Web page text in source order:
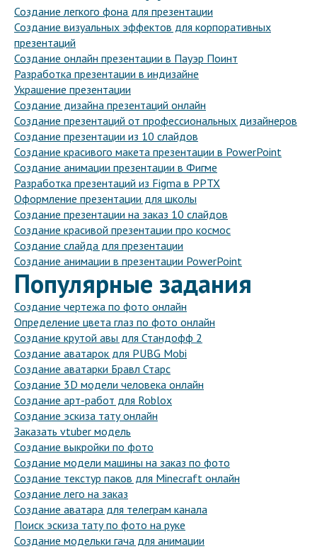
Создание легкого фона для презентации
Создание визуальных эффектов для корпоративных
презентаций
Создание онлайн презентации в Пауэр Поинт
Разработка презентации в индизайне
Украшение презентации
Создание дизайна презентаций онлайн
Создание презентаций от профессиональных дизайнеров
Создание презентации из 10 слайдов
Создание красивого макета презентации в PowerPoint
Создание анимации презентации в Фигме
Разработка презентаций из Figma в PPTX
Оформление презентации для школы
Создание презентации на заказ 10 слайдов
Создание красивой презентации про космос
Создание слайда для презентации
Создание анимации в презентации PowerPoint
Популярные задания
Создание чертежа по фото онлайн
Определение цвета глаз по фото онлайн
Создание крутой авы для Стандофф 2
Создание аватарок для PUBG Mobi
Создание аватарки Бравл Старс
Создание 3D модели человека онлайн
Создание арт-работ для Roblox
Создание эскиза тату онлайн
Заказать vtuber модель
Создание выкройки по фото
Создание модели машины на заказ по фото
Создание текстур паков для Minecraft онлайн
Создание лего на заказ
Создание аватара для телеграм канала
Поиск эскиза тату по фото на руке
Создание модельки гача для анимации